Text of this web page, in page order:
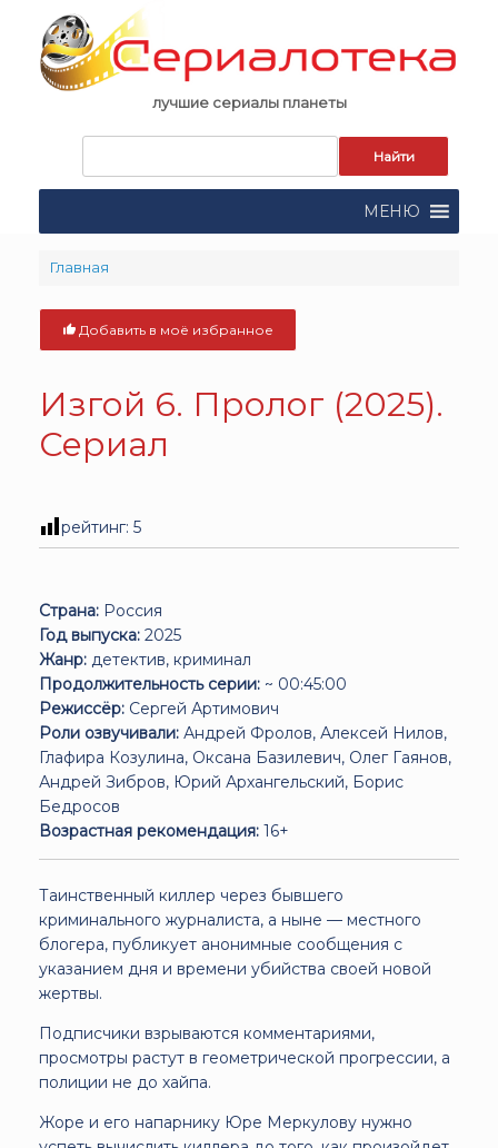
content
лучшие сериалы планеты
поиска:
МЕНЮ
Главная
Добавить в моё избранное
Изгой 6. Пролог (2025).
Сериал
рейтинг: 5
Страна: Россия
Год выпуска: 2025
Жанр: детектив, криминал
Продолжительность серии: ~ 00:45:00
Режиссёр: Сергей Артимович
Роли озвучивали: Андрей Фролов, Алексей Нилов,
Глафира Козулина, Оксана Базилевич, Олег Гаянов,
Андрей Зибров, Юрий Архангельский, Борис
Бедросов
Возрастная рекомендация: 16+
Таинственный киллер через бывшего
криминального журналиста, а ныне — местного
блогера, публикует анонимные сообщения с
указанием дня и времени убийства своей новой
жертвы.
Подписчики взрываются комментариями,
просмотры растут в геометрической прогрессии, а
полиции не до хайпа.
Жоре и его напарнику Юре Меркулову нужно